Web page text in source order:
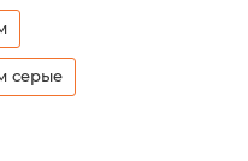
серые